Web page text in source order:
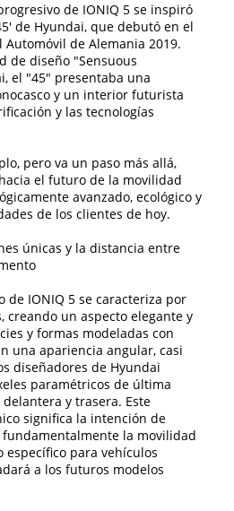
de IONIQ 5 se inspiró
de Hyundai, que debutó en el
de Alemania 2019.
de diseño "Sensuous
el "45" presentaba una
y un interior futurista
y las tecnologías
pero va un paso más allá,
el futuro de la movilidad
avanzado, ecológico y
de los clientes de hoy.
únicas y la distancia entre
de IONIQ 5 se caracteriza por
creando un aspecto elegante y
y formas modeladas con
una apariencia angular, casi
diseñadores de Hyundai
paramétricos de última
y trasera. Este
significa la intención de
la movilidad
para vehículos
a los futuros modelos